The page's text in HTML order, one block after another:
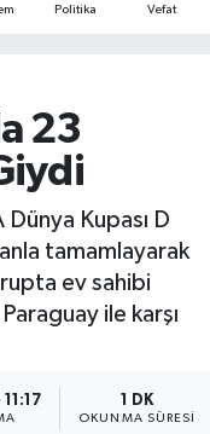
Politika Vefat
23
Kupası D
tamamlayarak
ev sahibi
ile karşı
1 DK
OKUNMA SÜRESI